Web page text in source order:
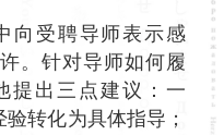
向受聘导师表示感
。针对导师如何履
提出三点建议：一
转化为具体指导；